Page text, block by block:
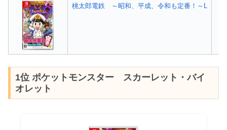
桃太郎電鉄 ～昭和、平成、令和も定番！～L
1位 ポケットモンスター スカーレット・バイ
オレット